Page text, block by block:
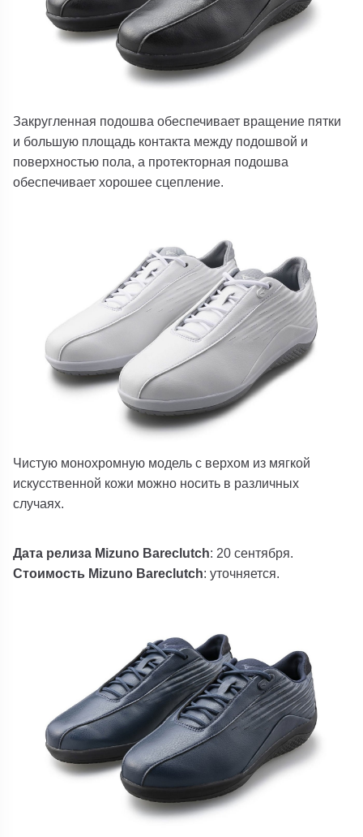
Закругленная подошва обеспечивает вращение пятки
и большую площадь контакта между подошвой и
поверхностью пола, а протекторная подошва
обеспечивает хорошее сцепление.
Чистую монохромную модель с верхом из мягкой
искусственной кожи можно носить в различных
случаях.
Дата релиза Mizuno Bareclutch: 20 сентября.
Стоимость Mizuno Bareclutch: уточняется.